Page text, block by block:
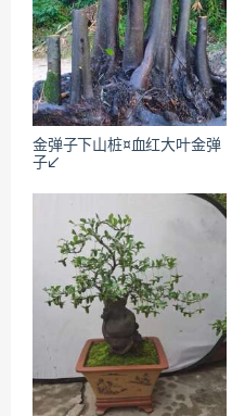
金弹子下山桩¤血红大叶金弹
子↙